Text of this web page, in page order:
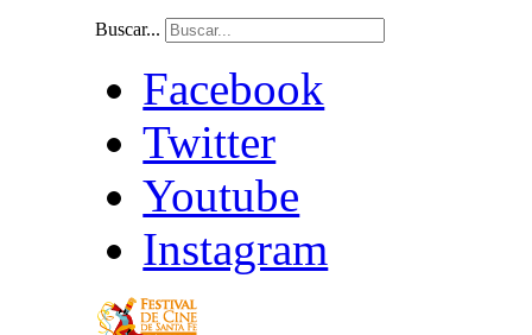
Buscar...
Facebook
Twitter
Youtube
Instagram